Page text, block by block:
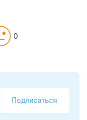
0
Подписаться